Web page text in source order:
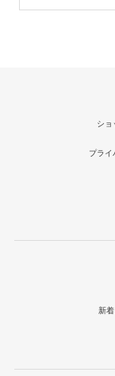
ショ
プライ
新